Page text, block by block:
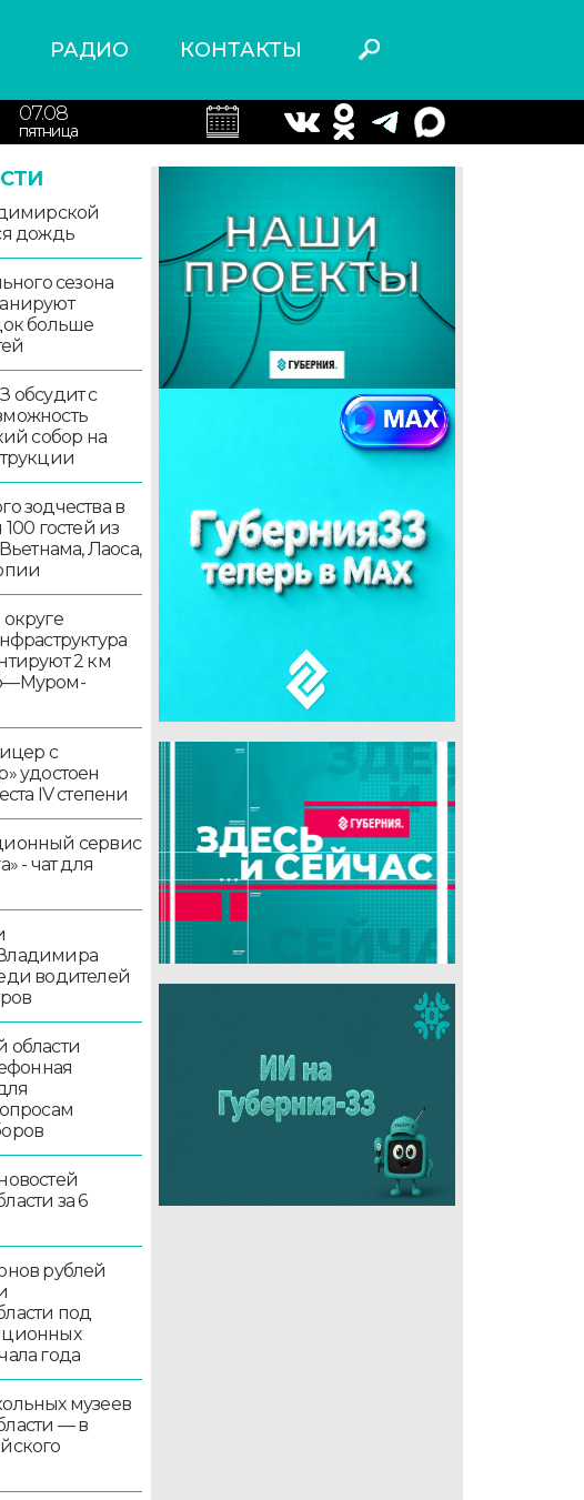
РАДИО КОНТАКТЫ
07.08
пятница
дождь
сезона
больше
обсудит с
собор на
зодчества в
гостей из
Лаоса,
2 км
с
удостоен
IV степени
сервис
- чат для
водителей
области
за 6
рублей
под
года
музеев
— в